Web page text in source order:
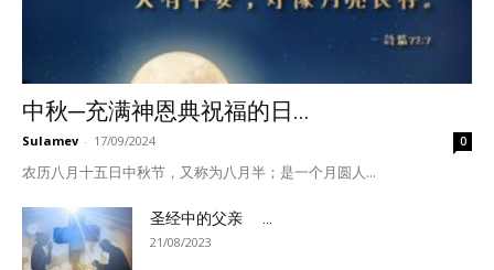
中秋─充满神恩典祝福的日...
Sulamev - 17/09/2024 0
农历八月十五日中秋节，又称为八月半；是一个月圆人...
圣经中的父亲 ...
21/08/2023